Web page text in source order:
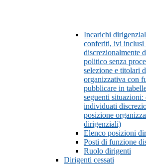
Incarichi
conferiti, ivi inclusi
discrezionalmente
politico senza
selezione e titolari
organizzativa con
pubblicare in
seguenti
individuati
posizione
dirigenziali)
Elenco posizioni
Posti di funzione
Ruolo dirigenti
Dirigenti cessati